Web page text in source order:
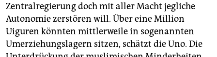
Zen­tral­regierung doch mit aller Macht jegliche
Autonomie zerstören will. Über eine Million
Uiguren könnten mittlerweile in sogenannten
Umerziehungslagern sitzen, schätzt die Uno. Die